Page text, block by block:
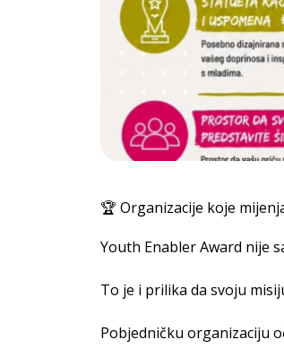
🏆 Organizacije koje
Youth Enabler Award nije
To je i prilika da svoju
Pobjedničku organizaciju